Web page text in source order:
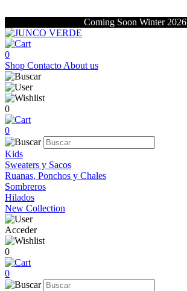
Coming Soon Winter 2026
0
Shop Contacto About us
0
0
Kids
Sweaters y Sacos
Ruanas, Ponchos y Chales
Sombreros
Hilados
New Collection
Acceder
0
0